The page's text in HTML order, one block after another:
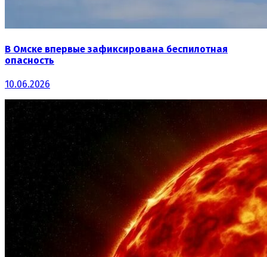
В Омске впервые зафиксирована беспилотная
опасность
10.06.2026